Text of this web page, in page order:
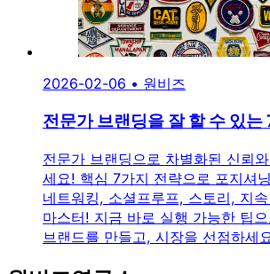
2026-02-06 • 원비즈
전문가 브랜딩을 잘 할 수 있는
전문가 브랜딩으로 차별화된 신뢰
세요! 핵심 7가지 전략으로 포지셔
네트워킹, 소셜프루프, 스토리, 지
마스터! 지금 바로 실행 가능한 팁
브랜드를 만들고, 시장을 선점하세